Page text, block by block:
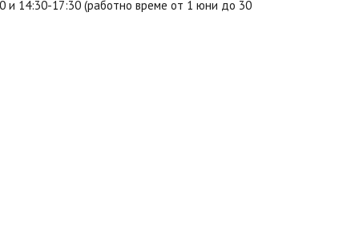
и 14:30-17:30 (работно време от 1 юни до 30